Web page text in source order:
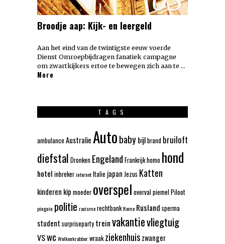
Broodje aap: Kijk- en leergeld
Aan het eind van de twintigste eeuw voerde
Dienst Omroepbijdragen fanatiek campagne
om zwartkijkers ertoe te bewegen zich aan te …
More
TAGS
ambulance AustralieAutobabybijlbrand bruiloft
diefstal Dronken Engeland Frankrijkhomo hond
hotel inbrekerinternetItalie japan Jezus Katten
kinderen kip moeder overspel overvalpiemelPiloot
pinguin politie racismerechtbankRome Rusland sperma
student surpriseparty treinvakantievliegtuig
VSwc Wolkenkrabberwraak ziekenhuiszwanger